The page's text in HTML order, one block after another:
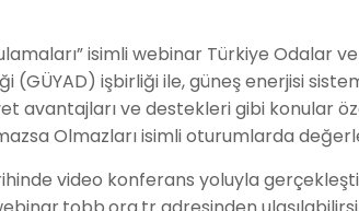
isimli webinar Türkiye Odalar
(GÜYAD) işbirliği ile, güneş enerjisi
avantajları ve destekleri gibi konular
Olmazları isimli oturumlarda
video konferans yoluyla